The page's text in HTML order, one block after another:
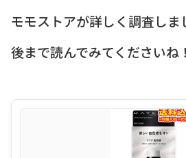
モモストアが詳しく調査しま
後まで読んでみてくださいね！